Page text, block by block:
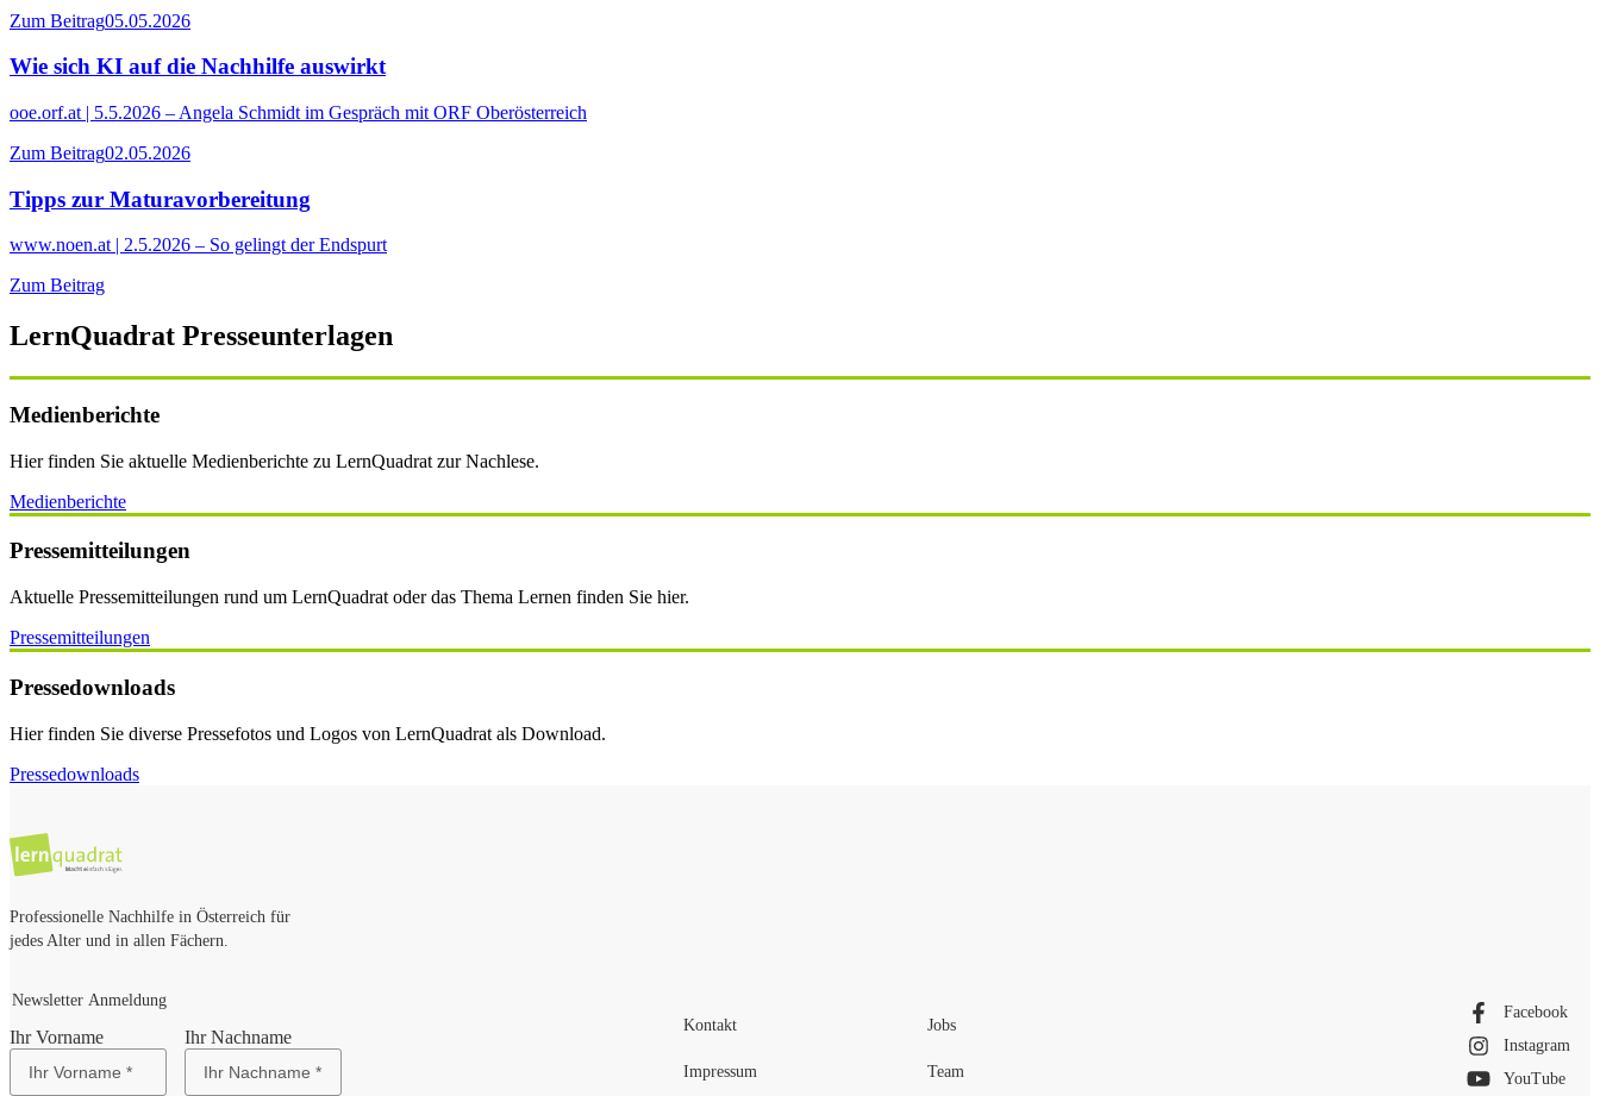
Zum Beitrag05.05.2026
Wie sich KI auf die Nachhilfe auswirkt
ooe.orf.at | 5.5.2026 – Angela Schmidt im Gespräch mit ORF Oberösterreich
Zum Beitrag02.05.2026
Tipps zur Maturavorbereitung
www.noen.at | 2.5.2026 – So gelingt der Endspurt
Zum Beitrag
LernQuadrat Presseunterlagen
Medienberichte
Hier finden Sie aktuelle Medienberichte zu LernQuadrat zur Nachlese.
Medienberichte
Pressemitteilungen
Aktuelle Pressemitteilungen rund um LernQuadrat oder das Thema Lernen finden Sie hier.
Pressemitteilungen
Pressedownloads
Hier finden Sie diverse Pressefotos und Logos von LernQuadrat als Download.
Pressedownloads
Professionelle Nachhilfe in Österreich für
jedes Alter und in allen Fächern.
Newsletter Anmeldung
Ihr Vorname Ihr Nachname
Kontakt
Impressum
Jobs
Team
Facebook
Instagram
YouTube